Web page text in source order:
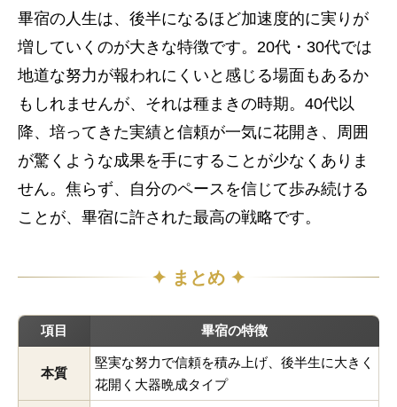
畢宿の人生は、後半になるほど加速度的に実りが
増していくのが大きな特徴です。20代・30代では
地道な努力が報われにくいと感じる場面もあるか
もしれませんが、それは種まきの時期。40代以
降、培ってきた実績と信頼が一気に花開き、周囲
が驚くような成果を手にすることが少なくありま
せん。焦らず、自分のペースを信じて歩み続ける
ことが、畢宿に許された最高の戦略です。
✦ まとめ ✦
項目 畢宿の特徴
本質
堅実な努力で信頼を積み上げ、後半生に大きく
花開く大器晩成タイプ